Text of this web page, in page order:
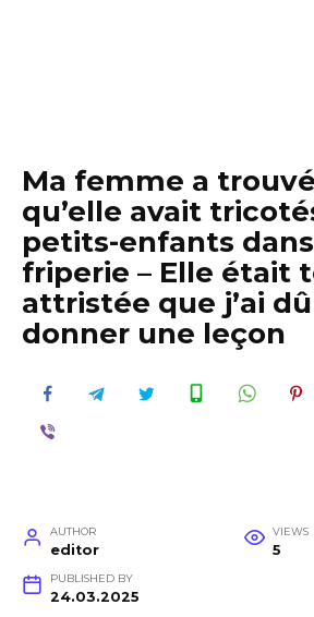
Ma femme a
qu’elle avait
petits-enfants
friperie – Elle était
attristée que j’ai
donner une leçon
AUTHOR
editor
VIEWS
5
PUBLISHED BY
24.03.2025